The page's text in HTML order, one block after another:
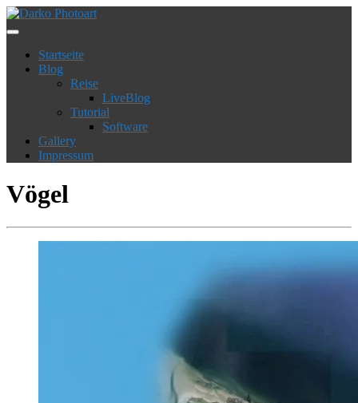
Startseite
Blog
Reise
LiveBlog
Tutorial
Software
Gallery
Impressum
Vögel